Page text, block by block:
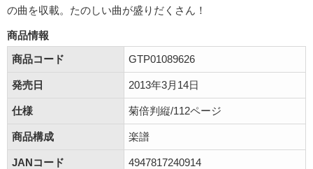
の曲を収載。たのしい曲が盛りだくさん！
商品情報
商品コード
GTP01089626
発売日 2013年3月14日
仕様 菊倍判縦/112ページ
商品構成 楽譜
JANコード 4947817240914